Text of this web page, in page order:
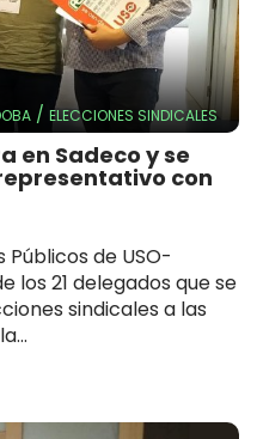
/ ELECCIONES SINDICALES
en Sadeco y se
con
de USO-
los 21 delegados que se
sindicales a las